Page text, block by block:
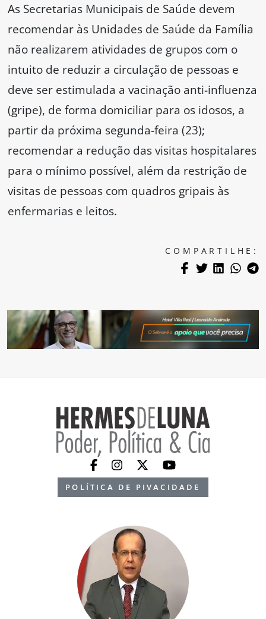
As Secretarias Municipais de Saúde devem
recomendar às Unidades de Saúde da Família
não realizarem atividades de grupos com o
intuito de reduzir a circulação de pessoas e
deve ser estimulada a vacinação anti-influenza
(gripe), de forma domiciliar para os idosos, a
partir da próxima segunda-feira (23);
recomendar a redução das visitas hospitalares
para o mínimo possível, além da restrição de
visitas de pessoas com quadros gripais às
enfermarias e leitos.
COMPARTILHE:
POLÍTICA DE PIVACIDADE